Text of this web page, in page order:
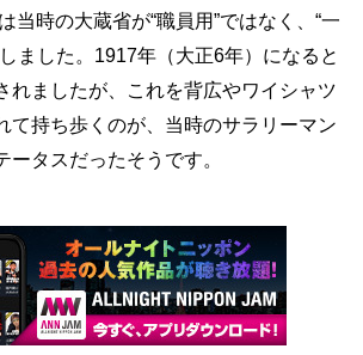
当時の大蔵省が“職員用”ではなく、“一
ました。1917年（大正6年）になると
れましたが、これを背広やワイシャツ
て持ち歩くのが、当時のサラリーマン
タスだったそうです。